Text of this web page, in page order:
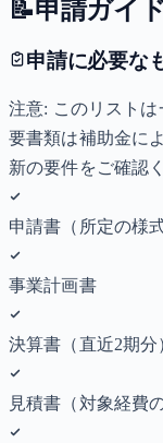
📝申請ガイド
申請に必要な
注意: このリスト
要書類は補助金に
新の要件をご確認
申請書（所定の様式
事業計画書
決算書（直近2期分
見積書（対象経費